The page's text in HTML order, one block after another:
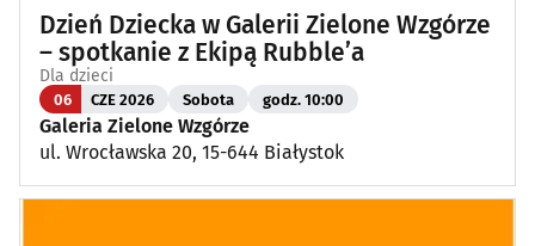
Dzień Dziecka w Galerii Zielone Wzgórze
– spotkanie z Ekipą Rubble’a
Dla dzieci
06 CZE 2026 Sobota godz. 10:00
Galeria Zielone Wzgórze
ul. Wrocławska 20, 15-644 Białystok